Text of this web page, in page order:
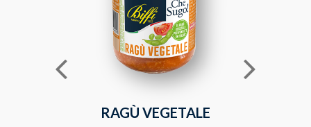
RAGÙ VEGETALE